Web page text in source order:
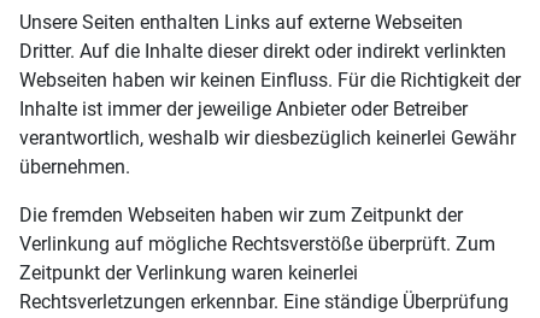
Unsere Seiten enthalten Links auf externe Webseiten
Dritter. Auf die Inhalte dieser direkt oder indirekt verlinkten
Webseiten haben wir keinen Einfluss. Für die Richtigkeit der
Inhalte ist immer der jeweilige Anbieter oder Betreiber
verantwortlich, weshalb wir diesbezüglich keinerlei Gewähr
übernehmen.
Die fremden Webseiten haben wir zum Zeitpunkt der
Verlinkung auf mögliche Rechtsverstöße überprüft. Zum
Zeitpunkt der Verlinkung waren keinerlei
Rechtsverletzungen erkennbar. Eine ständige Überprüfung